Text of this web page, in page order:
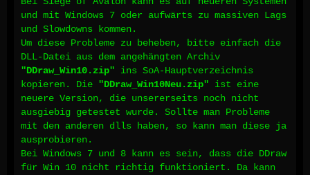
und mit Windows 7 oder aufwärts zu massiven Lags
und Slowdowns kommen.
Um diese Probleme zu beheben, bitte einfach die
DLL-Datei aus dem angehängten Archiv
"DDraw_Win10.zip" ins SoA-Hauptverzeichnis
kopieren. Die "DDraw_Win10Neu.zip" ist eine
neuere Version, die unsererseits noch nicht
ausgiebig getestet wurde. Sollte man Probleme
mit den anderen dlls haben, so kann man diese ja
ausprobieren.
Bei Windows 7 und 8 kann es sein, dass die DDraw
für Win 10 nicht richtig funktioniert. Da kann